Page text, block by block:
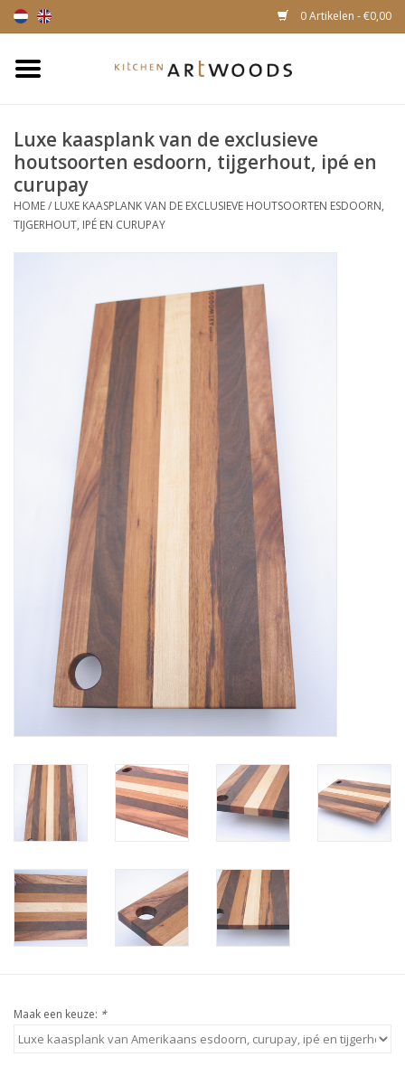
0 Artikelen - €0,00
Snijplanken
Kaasplankjes
Luxe kaasplank van de exclusieve
houtsoorten esdoorn, tijgerhout, ipé en
curupay
HOME/ LUXE KAASPLANK VAN DE EXCLUSIEVE HOUTSOORTEN ESDOORN,
TIJGERHOUT, IPÉ EN CURUPAY
Maak een keuze: *